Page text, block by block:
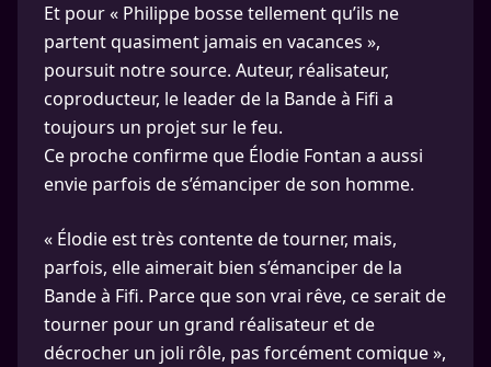
Et pour « Philippe bosse tellement qu’ils ne
partent quasiment jamais en vacances »,
poursuit notre source. Auteur, réalisateur,
coproducteur, le leader de la Bande à Fifi a
toujours un projet sur le feu.
Ce proche confirme que Élodie Fontan a aussi
envie parfois de s’émanciper de son homme.
« Élodie est très contente de tourner, mais,
parfois, elle aimerait bien s’émanciper de la
Bande à Fifi. Parce que son vrai rêve, ce serait de
tourner pour un grand réalisateur et de
décrocher un joli rôle, pas forcément comique »,